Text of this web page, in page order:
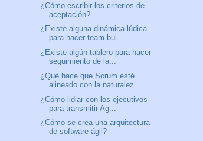
¿Cómo escribir los criterios de
aceptación?
¿Existe alguna dinámica lúdica
para hacer team-bui...
¿Existe algún tablero para hacer
seguimiento de la...
¿Qué hace que Scrum esté
alineado con la naturalez...
¿Cómo lidiar con los ejecutivos
para transmitir Ag...
¿Cómo se crea una arquitectura
de software ágil?